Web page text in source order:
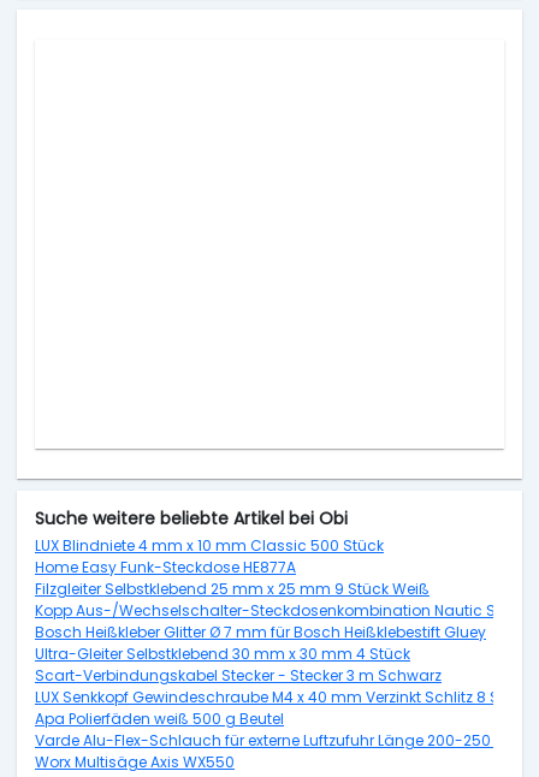
Suche weitere beliebte Artikel bei Obi
LUX Blindniete 4 mm x 10 mm Classic 500 Stück
Home Easy Funk-Steckdose HE877A
Filzgleiter Selbstklebend 25 mm x 25 mm 9 Stück Weiß
Kopp Aus-/Wechselschalter-Steckdosenkombination Nautic
Bosch Heißkleber Glitter Ø 7 mm für Bosch Heißklebestift Gluey
Ultra-Gleiter Selbstklebend 30 mm x 30 mm 4 Stück
Scart-Verbindungskabel Stecker - Stecker 3 m Schwarz
LUX Senkkopf Gewindeschraube M4 x 40 mm Verzinkt Schlitz 8 Stück
Apa Polierfäden weiß 500 g Beutel
Varde Alu-Flex-Schlauch für externe Luftzufuhr Länge 200-250 cm,
Worx Multisäge Axis WX550